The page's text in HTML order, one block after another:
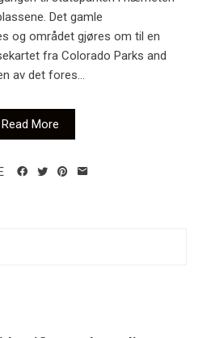
Det gamle
og området gjøres om til en
fra Colorado Parks and
av det fores...
Read More